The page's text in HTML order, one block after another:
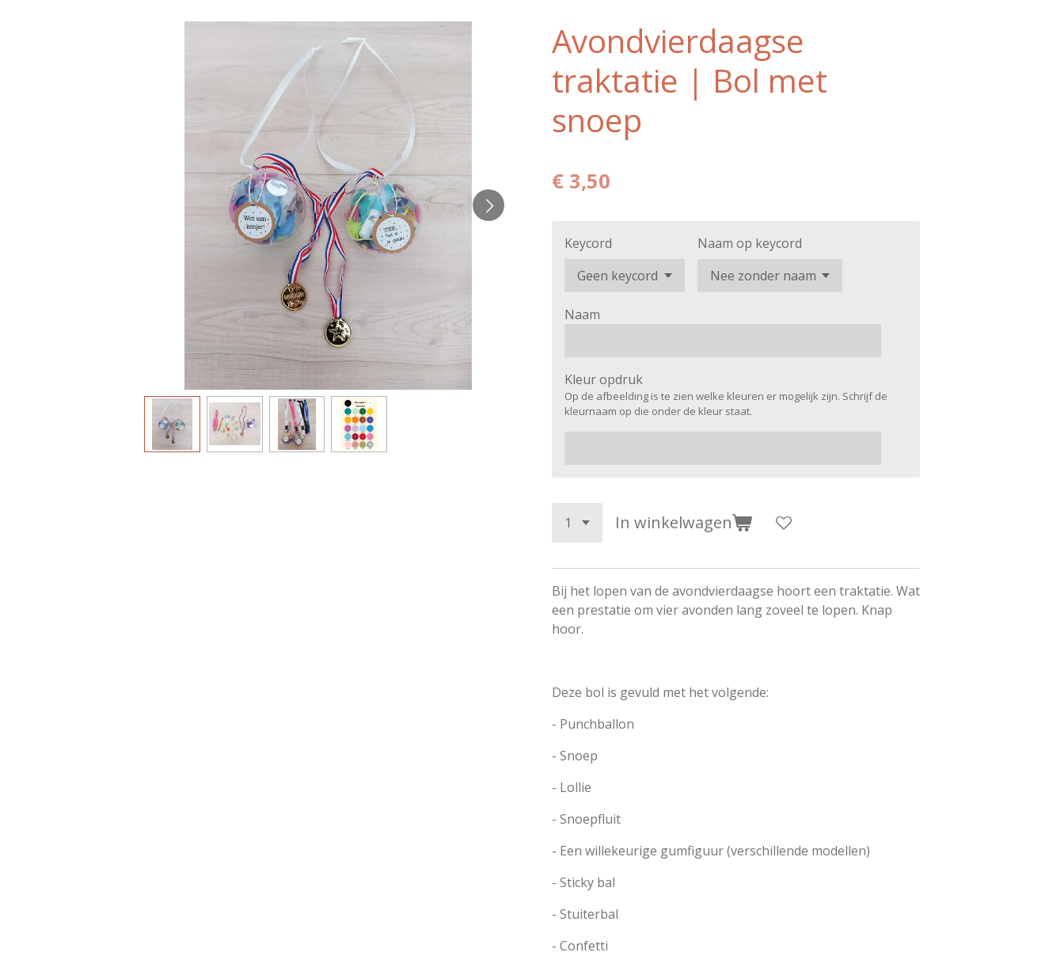
Avondvierdaagse
traktatie | Bol met
snoep
€ 3,50
Keycord Naam op keycord
Naam
Kleur opdruk
Op de afbeelding is te zien welke kleuren er mogelijk zijn. Schrijf de
kleurnaam op die onder de kleur staat.
In winkelwagen
Bij het lopen van de avondvierdaagse hoort een traktatie. Wat
een prestatie om vier avonden lang zoveel te lopen. Knap
hoor.
Deze bol is gevuld met het volgende:
- Punchballon
- Snoep
- Lollie
- Snoepfluit
- Een willekeurige gumfiguur (verschillende modellen)
- Sticky bal
- Stuiterbal
- Confetti